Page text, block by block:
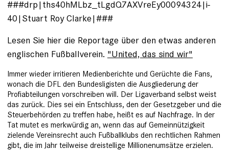
###drp|ths40hMLbz_tLgdQ7AXVreEy00094324|i-
40|Stuart Roy Clarke|###
Lesen Sie hier die Reportage über den etwas anderen
englischen Fußballverein. "United, das sind wir"
Immer wieder irritieren Medienberichte und Gerüchte die Fans,
wonach die DFL den Bundesligisten die Ausgliederung der
Profiabteilungen vorschreiben will. Der Ligaverband selbst weist
das zurück. Dies sei ein Entschluss, den der Gesetzgeber und die
Steuerbehörden zu treffen habe, heißt es auf Nachfrage. In der
Tat mutet es merkwürdig an, wenn das auf Gemeinnützigkeit
zielende Vereinsrecht auch Fußballklubs den rechtlichen Rahmen
gibt, die im Jahr teilweise dreistellige Millionenumsätze erzielen.